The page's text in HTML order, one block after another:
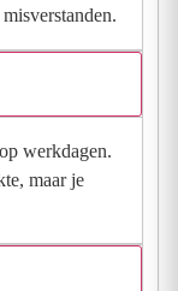
werkdagen.
maar je